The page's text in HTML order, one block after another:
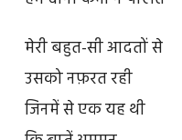
मेरी बहुत-सी आदतों से
उसको नफ़रत रही
जिनमें से एक यह थी